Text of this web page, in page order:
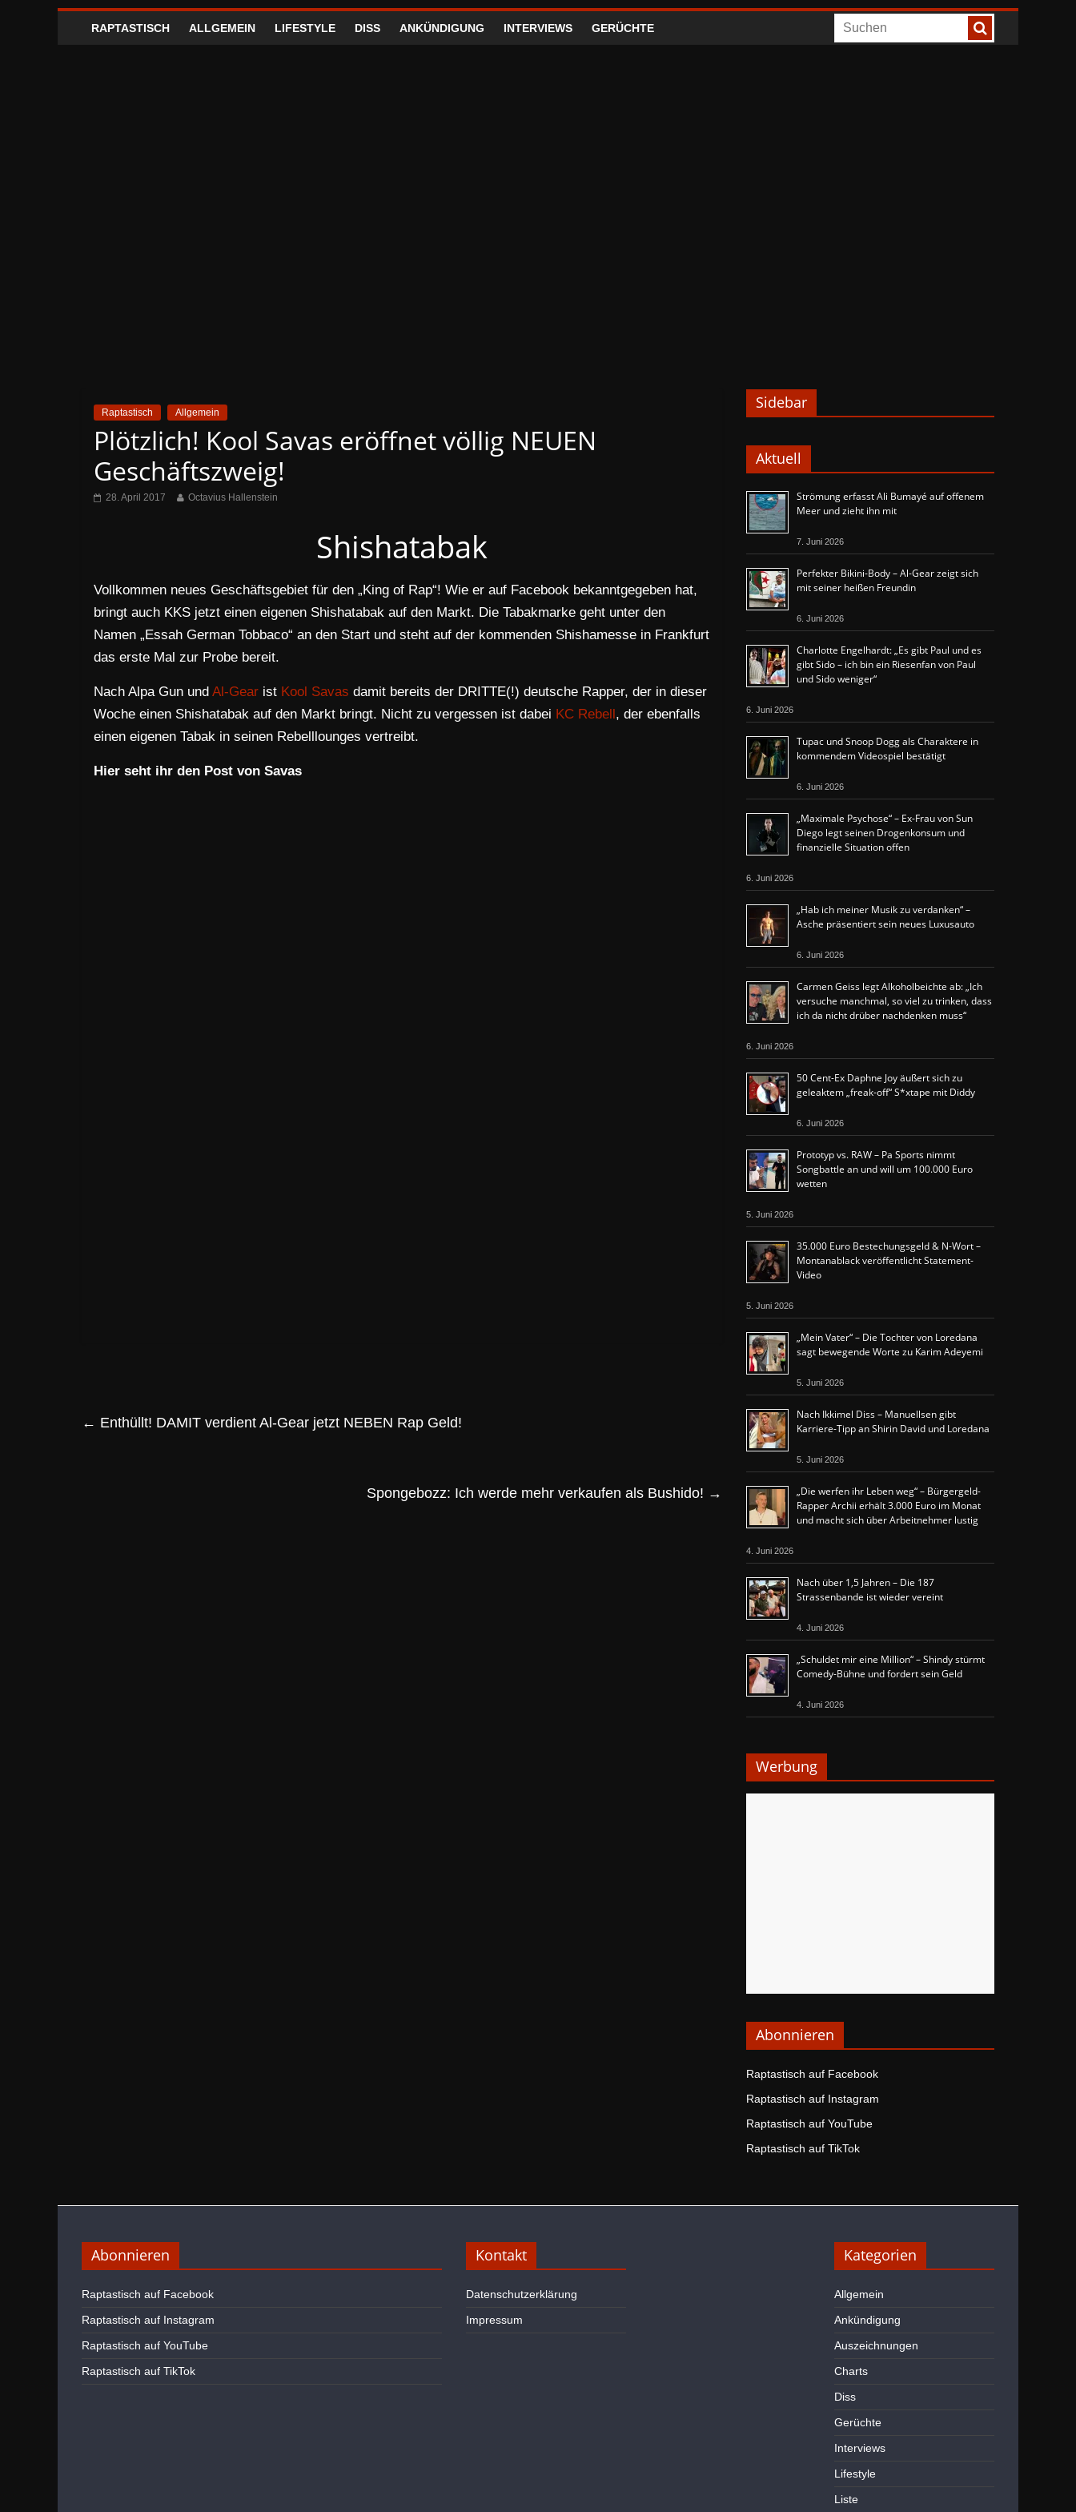
RAPTASTISCH ALLGEMEIN LIFESTYLE DISS ANKÜNDIGUNG INTERVIEWS GERÜCHTE
Raptastisch Allgemein
Plötzlich! Kool Savas eröffnet völlig NEUEN
Geschäftszweig!
28. April 2017 Octavius Hallenstein
Shishatabak
Vollkommen neues Geschäftsgebiet für den „King of Rap“! Wie er auf Facebook bekanntgegeben hat,
bringt auch KKS jetzt einen eigenen Shishatabak auf den Markt. Die Tabakmarke geht unter den
Namen „Essah German Tobbaco“ an den Start und steht auf der kommenden Shishamesse in Frankfurt
das erste Mal zur Probe bereit.
Nach Alpa Gun und Al-Gear ist Kool Savas damit bereits der DRITTE(!) deutsche Rapper, der in dieser
Woche einen Shishatabak auf den Markt bringt. Nicht zu vergessen ist dabei KC Rebell, der ebenfalls
einen eigenen Tabak in seinen Rebelllounges vertreibt.
Hier seht ihr den Post von Savas
← Enthüllt! DAMIT verdient Al-Gear jetzt NEBEN Rap Geld!
Spongebozz: Ich werde mehr verkaufen als Bushido! →
Sidebar
Aktuell
Strömung erfasst Ali Bumayé auf offenem
Meer und zieht ihn mit
7. Juni 2026
Perfekter Bikini-Body – Al-Gear zeigt sich
mit seiner heißen Freundin
6. Juni 2026
Charlotte Engelhardt: „Es gibt Paul und es
gibt Sido – ich bin ein Riesenfan von Paul
und Sido weniger“
6. Juni 2026
Tupac und Snoop Dogg als Charaktere in
kommendem Videospiel bestätigt
6. Juni 2026
„Maximale Psychose“ – Ex-Frau von Sun
Diego legt seinen Drogenkonsum und
finanzielle Situation offen
6. Juni 2026
„Hab ich meiner Musik zu verdanken“ –
Asche präsentiert sein neues Luxusauto
6. Juni 2026
Carmen Geiss legt Alkoholbeichte ab: „Ich
versuche manchmal, so viel zu trinken, dass
ich da nicht drüber nachdenken muss“
6. Juni 2026
50 Cent-Ex Daphne Joy äußert sich zu
geleaktem „freak-off“ S*xtape mit Diddy
6. Juni 2026
Prototyp vs. RAW – Pa Sports nimmt
Songbattle an und will um 100.000 Euro
wetten
5. Juni 2026
35.000 Euro Bestechungsgeld & N-Wort –
Montanablack veröffentlicht Statement-
Video
5. Juni 2026
„Mein Vater“ – Die Tochter von Loredana
sagt bewegende Worte zu Karim Adeyemi
5. Juni 2026
Nach Ikkimel Diss – Manuellsen gibt
Karriere-Tipp an Shirin David und Loredana
5. Juni 2026
„Die werfen ihr Leben weg“ – Bürgergeld-
Rapper Archii erhält 3.000 Euro im Monat
und macht sich über Arbeitnehmer lustig
4. Juni 2026
Nach über 1,5 Jahren – Die 187
Strassenbande ist wieder vereint
4. Juni 2026
„Schuldet mir eine Million“ – Shindy stürmt
Comedy-Bühne und fordert sein Geld
4. Juni 2026
Werbung
Abonnieren
Raptastisch auf Facebook
Raptastisch auf Instagram
Raptastisch auf YouTube
Raptastisch auf TikTok
Abonnieren
Raptastisch auf Facebook
Raptastisch auf Instagram
Raptastisch auf YouTube
Raptastisch auf TikTok
Kontakt
Datenschutzerklärung
Impressum
Kategorien
Allgemein
Ankündigung
Auszeichnungen
Charts
Diss
Gerüchte
Interviews
Lifestyle
Liste